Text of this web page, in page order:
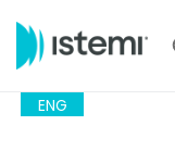
ENG